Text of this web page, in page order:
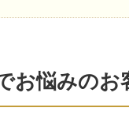
お悩みのお